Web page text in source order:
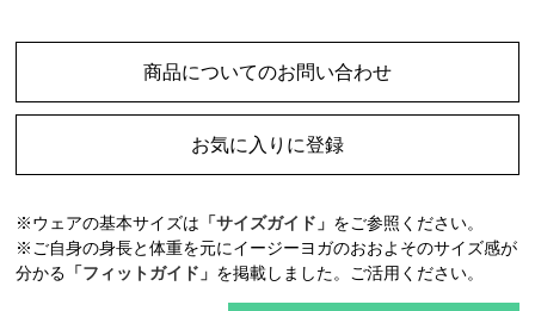
商品についてのお問い合わせ
お気に入りに登録
※ウェアの基本サイズは 「サイズガイド」 をご参照ください。
※ご自身の身長と体重を元にイージーヨガのおおよそのサイズ感が
分かる 「フィットガイド」 を掲載しました。ご活用ください。